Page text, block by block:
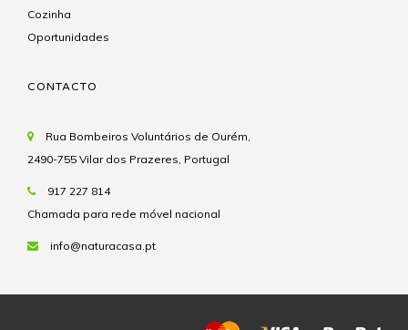
Cozinha
Oportunidades
CONTACTO
Rua Bombeiros Voluntários de Ourém,
2490-755 Vilar dos Prazeres, Portugal
917 227 814
Chamada para rede móvel nacional
info@naturacasa.pt